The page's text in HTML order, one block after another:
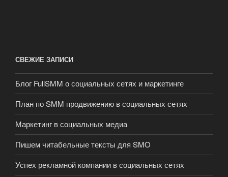
СВЕЖИЕ ЗАПИСИ
Блог FullSMM о социальных сетях и маркетинге
План по SMM продвижению в социальных сетях
Маркетинг в социальных медиа
Пишем читабельные тексты для SMO
Успех рекламной компании в социальных сетях